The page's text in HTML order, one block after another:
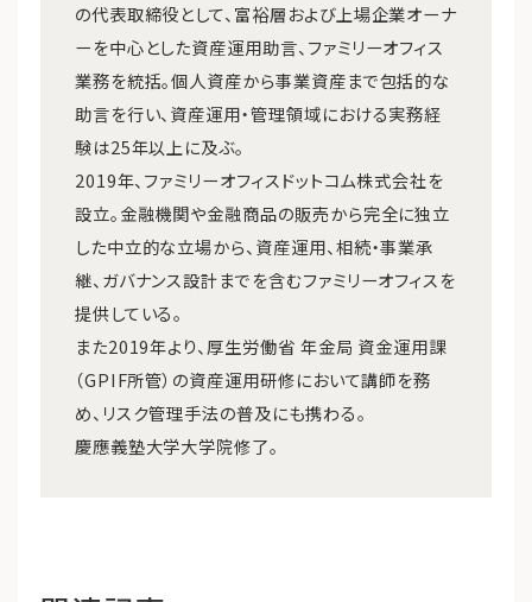
の代表取締役として、富裕層および上場企業オーナ
ーを中心とした資産運用助言、ファミリーオフィス
業務を統括。個人資産から事業資産まで包括的な
助言を行い、資産運用・管理領域における実務経
験は25年以上に及ぶ。
2019年、ファミリーオフィスドットコム株式会社を
設立。金融機関や金融商品の販売から完全に独立
した中立的な立場から、資産運用、相続・事業承
継、ガバナンス設計までを含むファミリーオフィスを
提供している。
また2019年より、厚生労働省 年金局 資金運用課
（GPIF所管）の資産運用研修において講師を務
め、リスク管理手法の普及にも携わる。
慶應義塾大学大学院修了。